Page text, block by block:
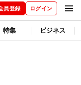
員登録 ログイン
特集 ビジネス